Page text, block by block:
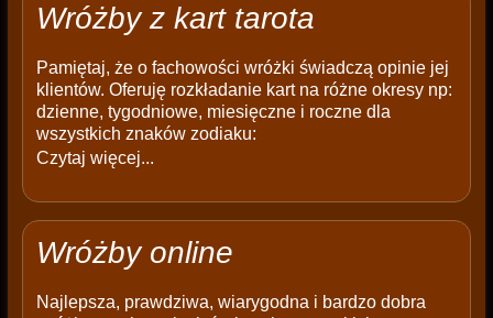
Wróżby z kart tarota
Pamiętaj, że o fachowości wróżki świadczą opinie jej
klientów. Oferuję rozkładanie kart na różne okresy np:
dzienne, tygodniowe, miesięczne i roczne dla
wszystkich znaków zodiaku:
Czytaj więcej...
Wróżby online
Najlepsza, prawdziwa, wiarygodna i bardzo dobra